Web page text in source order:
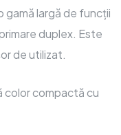
gamă largă de funcții
duplex. Este
de utilizat.
color compactă cu